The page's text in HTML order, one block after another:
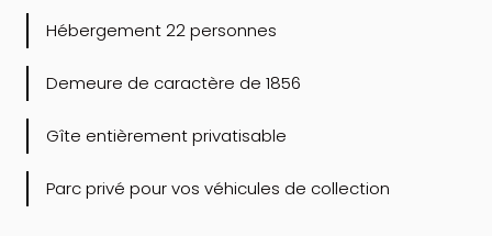
Hébergement 22 personnes
Demeure de caractère de 1856
Gîte entièrement privatisable
Parc privé pour vos véhicules de collection